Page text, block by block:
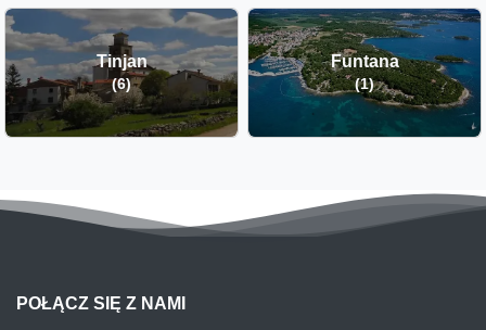
Tinjan
(6)
Funtana
(1)
POŁĄCZ SIĘ Z NAMI